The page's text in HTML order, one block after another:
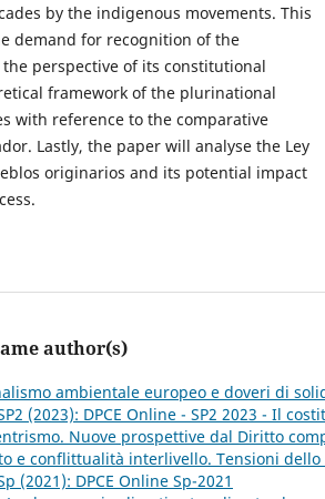
by the indigenous movements. This
demand for recognition of the
perspective of its constitutional
framework of the plurinational
with reference to the comparative
Lastly, the paper will analyse the Ley
originarios and its potential impact
author(s)
ambientale europeo e doveri di
(2023): DPCE Online - SP2 2023 - Il
Nuove prospettive dal Diritto
e conflittualità interlivello. Tensioni dello
(2021): DPCE Online Sp-2021